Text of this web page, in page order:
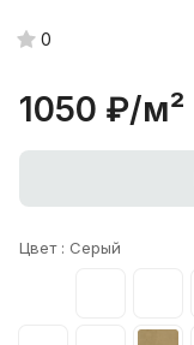
0
1050 ₽/м²
Цвет : Серый